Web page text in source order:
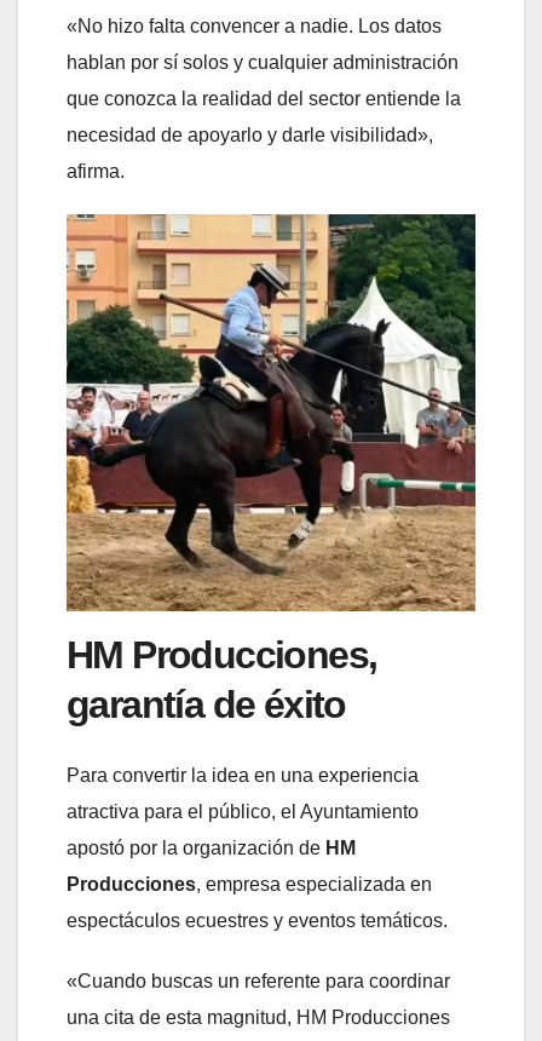
«No hizo falta convencer a nadie. Los datos
hablan por sí solos y cualquier administración
que conozca la realidad del sector entiende la
necesidad de apoyarlo y darle visibilidad»,
afirma.
HM Producciones,
garantía de éxito
Para convertir la idea en una experiencia
atractiva para el público, el Ayuntamiento
apostó por la organización de HM
Producciones, empresa especializada en
espectáculos ecuestres y eventos temáticos.
«Cuando buscas un referente para coordinar
una cita de esta magnitud, HM Producciones